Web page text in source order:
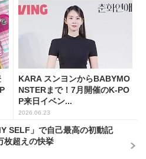
KARA スンヨンからBABYMO
NSTERまで！7月開催のK-PO
P来日イベン...
2026.06.23
SELF」で自己最高の初動記
枚超えの快挙